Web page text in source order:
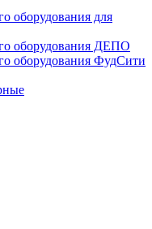
оборудования для
оборудования ДЕПО
оборудования ФудСити